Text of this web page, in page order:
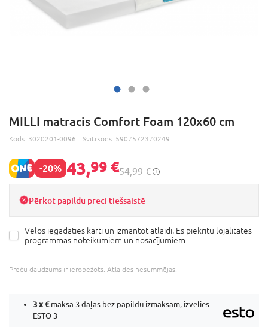
MILLI matracis Comfort Foam 120x60 cm
Kods: 3020201-0096 Svītrkods: 5907572370249
-20% 43,99 €54,99 €
Pērkot papildu preci tiešsaistē
Vēlos iegādāties karti un izmantot atlaidi. Es piekrītu lojalitātes
programmas noteikumiem un nosacījumiem
Preču daudzums ir ierobežots. Atlaides nesummējas.
3 x€maksā 3 daļās bez papildu izmaksām, izvēlies
ESTO 3